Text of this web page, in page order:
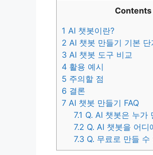
Contents
1 AI 챗봇이란?
2 AI 챗봇 만들기 기본 단
3 AI 챗봇 도구 비교
4 활용 예시
5 주의할 점
6 결론
7 AI 챗봇 만들기 FAQ
7.1 Q. AI 챗봇은 누가
7.2 Q. AI 챗봇을 어
7.3 Q. 무료로 만들 수